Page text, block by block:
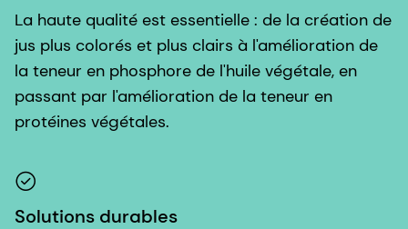
La haute qualité est essentielle : de la création de
jus plus colorés et plus clairs à l'amélioration de
la teneur en phosphore de l'huile végétale, en
passant par l'amélioration de la teneur en
protéines végétales.
Solutions durables